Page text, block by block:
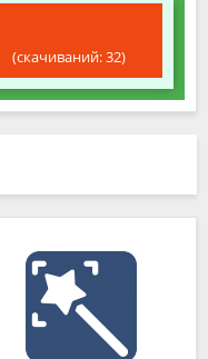
(cкачиваний: 32)